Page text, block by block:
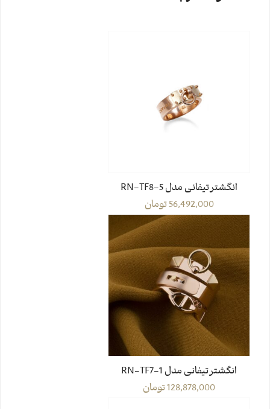
انگشتر تیفانی مدل RN-TF8-5
56,492,000تومان
انگشتر تیفانی مدل RN-TF7-1
128,878,000تومان